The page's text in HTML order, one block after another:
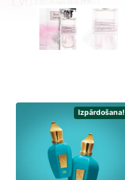
Izpārdošana!